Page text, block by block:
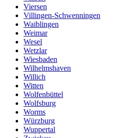
Viersen
Villingen-Schwenningen
Waiblingen
Weimar
Wesel
Wetzlar
Wiesbaden
Wilhelmshaven
Willich
Witten
Wolfenbüttel
Wolfsburg
Worms
Würzburg
Wuppertal